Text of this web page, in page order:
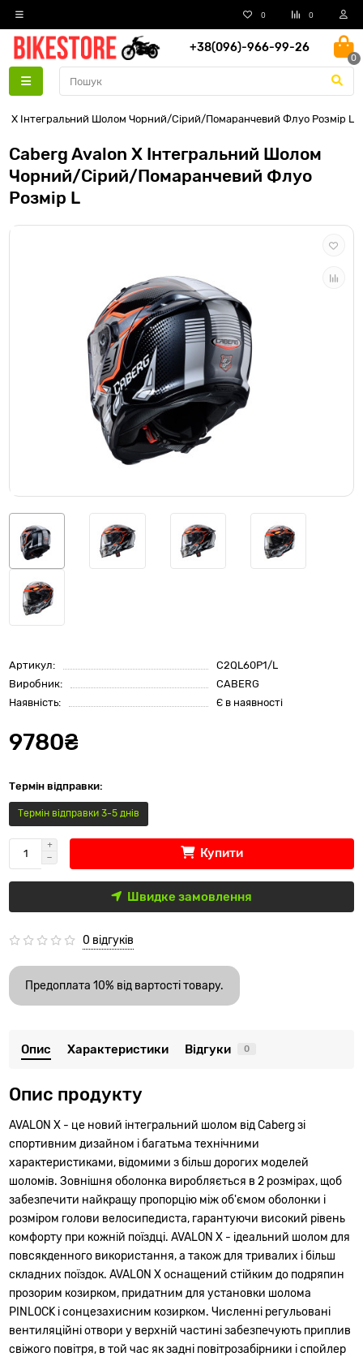
0 0
+38(096)-966-99-26
0
X Інтегральний Шолом Чорний/Сірий/Помаранчевий Флуо Розмір L
Caberg Avalon X Інтегральний Шолом
Чорний/Сірий/Помаранчевий Флуо
Розмір L
Артикул:
C2QL60P1/L
Виробник:
CABERG
Наявність:
Є в наявності
9780₴
Термін відправки:
Термін відправки 3-5 днів
Купити
Швидке замовлення
0 відгуків
Предоплата 10% від вартості товару.
Опис Характеристики Відгуки 0
Опис продукту
AVALON X - це новий інтегральний шолом від Caberg зі
спортивним дизайном і багатьма технічними
характеристиками, відомими з більш дорогих моделей
шоломів. Зовнішня оболонка виробляється в 2 розмірах, щоб
забезпечити найкращу пропорцію між об'ємом оболонки і
розміром голови велосипедиста, гарантуючи високий рівень
комфорту при кожній поїздці. AVALON X - ідеальний шолом для
повсякденного використання, а також для тривалих і більш
складних поїздок. AVALON X оснащений стійким до подряпин
прозорим козирком, придатним для установки шолома
PINLOCK і сонцезахисним козирком. Численні регульовані
вентиляційні отвори у верхній частині забезпечують приплив
свіжого повітря, в той час як задні повітрозабірники і спойлер